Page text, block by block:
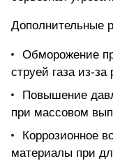
Дополнительные
Обморожение
струей газа из-за
Повышение
при массовом
Коррозионное
материалы при